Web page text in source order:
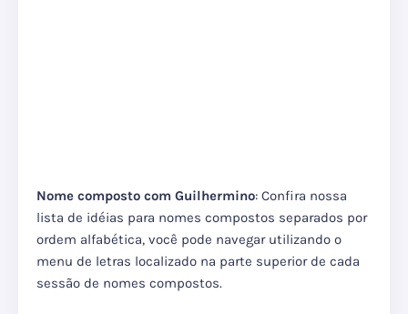
Nome composto com Guilhermino: Confira nossa
lista de idéias para nomes compostos separados por
ordem alfabética, você pode navegar utilizando o
menu de letras localizado na parte superior de cada
sessão de nomes compostos.